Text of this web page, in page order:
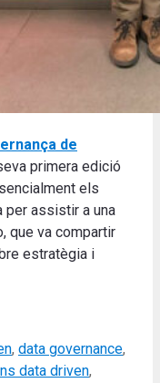
de
primera edició
els
per assistir a una
que va compartir
estratègia i
, data governance,
data driven,